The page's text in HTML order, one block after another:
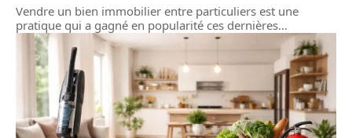
Vendre un bien immobilier entre particuliers est une
pratique qui a gagné en popularité ces dernières…